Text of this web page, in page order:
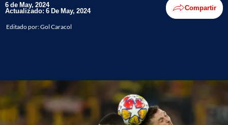
6 de May, 2024
Actualizado: 6 De May, 2024 Compartir
Editado por:Gol Caracol